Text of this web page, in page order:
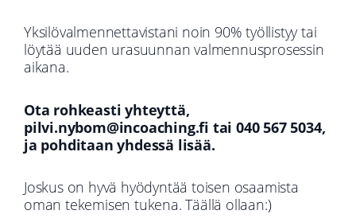
Yksilövalmennettavistani noin 90% työllistyy tai
löytää uuden urasuunnan valmennusprosessin
aikana.
Ota rohkeasti yhteyttä,
pilvi.nybom@incoaching.fi tai 040 567 5034,
ja pohditaan yhdessä lisää.
Joskus on hyvä hyödyntää toisen osaamista
oman tekemisen tukena. Täällä ollaan:)